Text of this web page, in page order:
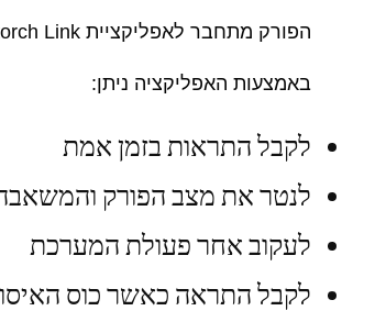
הפורק מתחבר לאפליקציית Seatorch Link ומאפשר שליטה וניטור מתקדמים ישירות מהטלפון הנייד.
באמצעות האפליקציה ניתן:
לקבל התראות בזמן אמת
לנטר את מצב הפורק
לעקוב אחר פעולת המערכת
לקבל התראה כאשר כוס